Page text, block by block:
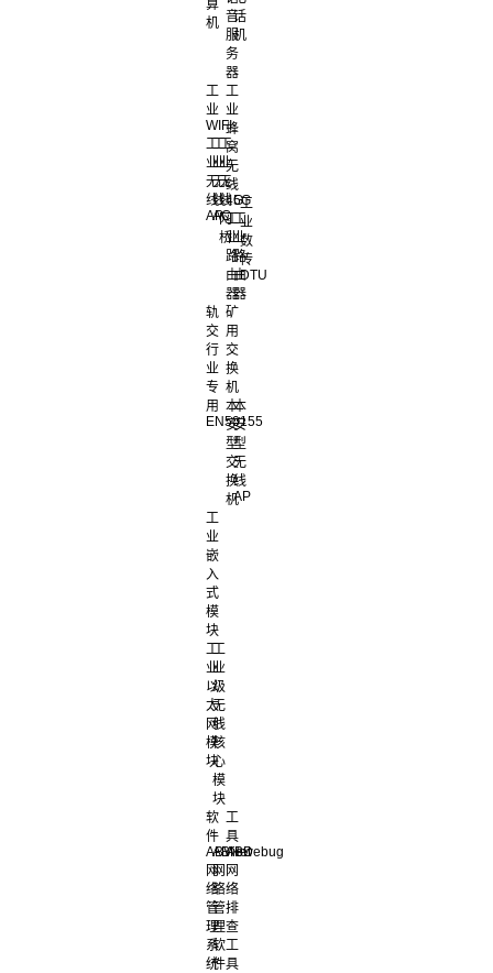
算
机 音
服
务
器
话
机
工
业
WIFI
工
业
无
线
AP
工
业
无
线
AC
工
业
无
线
网
桥
工
业
蜂
窝
无
线
4G
工
业
路
由
器
5G
工
业
路
由
器
工
业
数
传
DTU
轨
交
行
业
专
用
EN50155
矿
用
交
换
机
本
安
型
交
换
机
本
安
型
无
线
AP
工
业
嵌
入
式
模
块
工
业
以
太
网
模
块
工
业
级
无
线
核
心
模
块
软
件
ABView
网
络
管
理
系
统
ABNet
网
络
管
理
软
件
工
具
ABDebug
网
络
排
查
工
具